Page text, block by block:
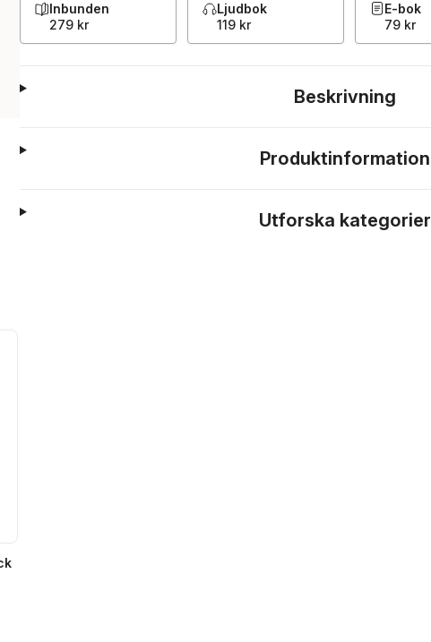
Inbunden
279 kr
Ljudbok
119 kr
E-bok
79 kr
Beskrivning
Produktinformation
Utforska kategorier
röster: